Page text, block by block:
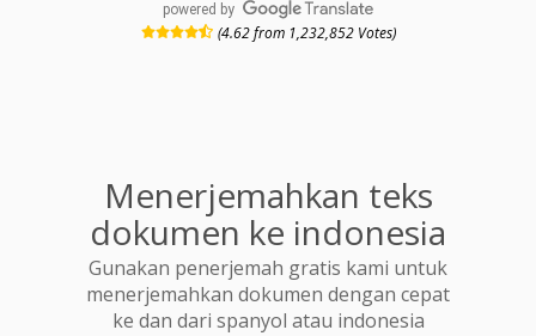
powered by
(4.62 from 1,232,852 Votes)
Menerjemahkan teks
dokumen ke indonesia
Gunakan penerjemah gratis kami untuk
menerjemahkan dokumen dengan cepat
ke dan dari spanyol atau indonesia